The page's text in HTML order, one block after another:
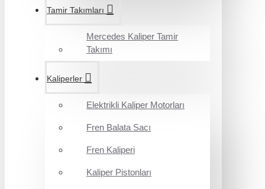
Tamir Takımları
Mercedes Kaliper Tamir
Takımı
Kaliperler
Elektrikli Kaliper Motorları
Fren Balata Sacı
Fren Kaliperi
Kaliper Pistonları